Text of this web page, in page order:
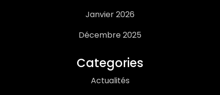
Janvier 2026
Décembre 2025
Categories
Actualités